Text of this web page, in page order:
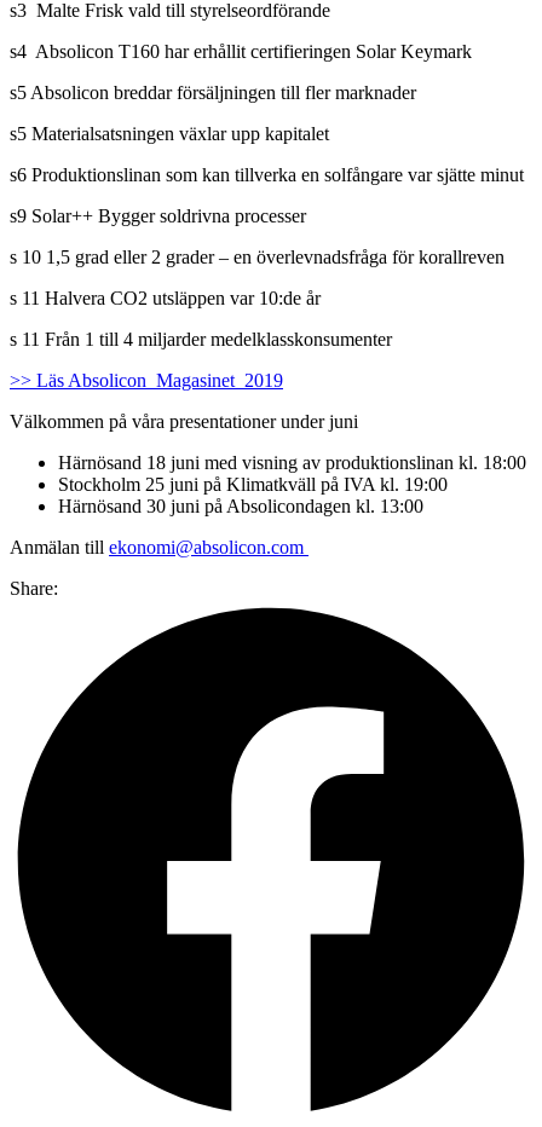
s3 Malte Frisk vald till styrelseordförande
s4 Absolicon T160 har erhållit certifieringen Solar Keymark
s5 Absolicon breddar försäljningen till fler marknader
s5 Materialsatsningen växlar upp kapitalet
s6 Produktionslinan som kan tillverka en solfångare var sjätte minut
s9 Solar++ Bygger soldrivna processer
s 10 1,5 grad eller 2 grader – en överlevnadsfråga för korallreven
s 11 Halvera CO2 utsläppen var 10:de år
s 11 Från 1 till 4 miljarder medelklasskonsumenter
>> Läs Absolicon_Magasinet_2019
Välkommen på våra presentationer under juni
Härnösand 18 juni med visning av produktionslinan kl. 18:00
Stockholm 25 juni på Klimatkväll på IVA kl. 19:00
Härnösand 30 juni på Absolicondagen kl. 13:00
Anmälan till ekonomi@absolicon.com
Share: